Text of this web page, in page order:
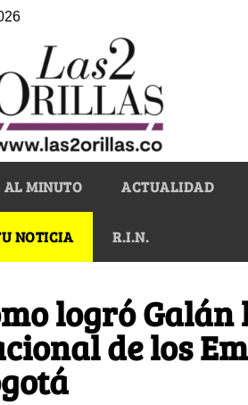
AL MINUTO ACTUALIDAD
NOTICIA R.I.N.
logró
de los